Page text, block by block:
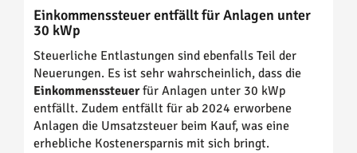
Einkommenssteuer entfällt für Anlagen unter
30 kWp
Steuerliche Entlastungen sind ebenfalls Teil der
Neuerungen. Es ist sehr wahrscheinlich, dass die
Einkommenssteuerfür Anlagen unter 30 kWp
entfällt. Zudem entfällt für ab 2024 erworbene
Anlagen die Umsatzsteuer beim Kauf, was eine
erhebliche Kostenersparnis mit sich bringt.